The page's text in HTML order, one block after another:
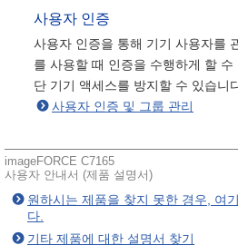
사용자 인증
사용자 인증을 통해 기기 사용자를
를 사용할 때 인증을 수행하게 할
단 기기 액세스를 방지할 수 있습니
사용자 인증 및 그룹 관리
imageFORCE C7165
사용자 안내서 (제품 설명서)
원하시는 제품을 찾지 못한 경우, 여
다.
기타 제품에 대한 설명서 찾기